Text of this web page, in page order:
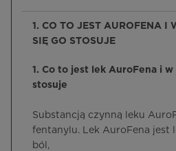
1. CO TO JEST AUROFENA I
SIĘ GO STOSUJE
1. Co to jest lek AuroFena i
stosuje
Substancją czynną leku
fentanylu. Lek AuroFena jest
ból,